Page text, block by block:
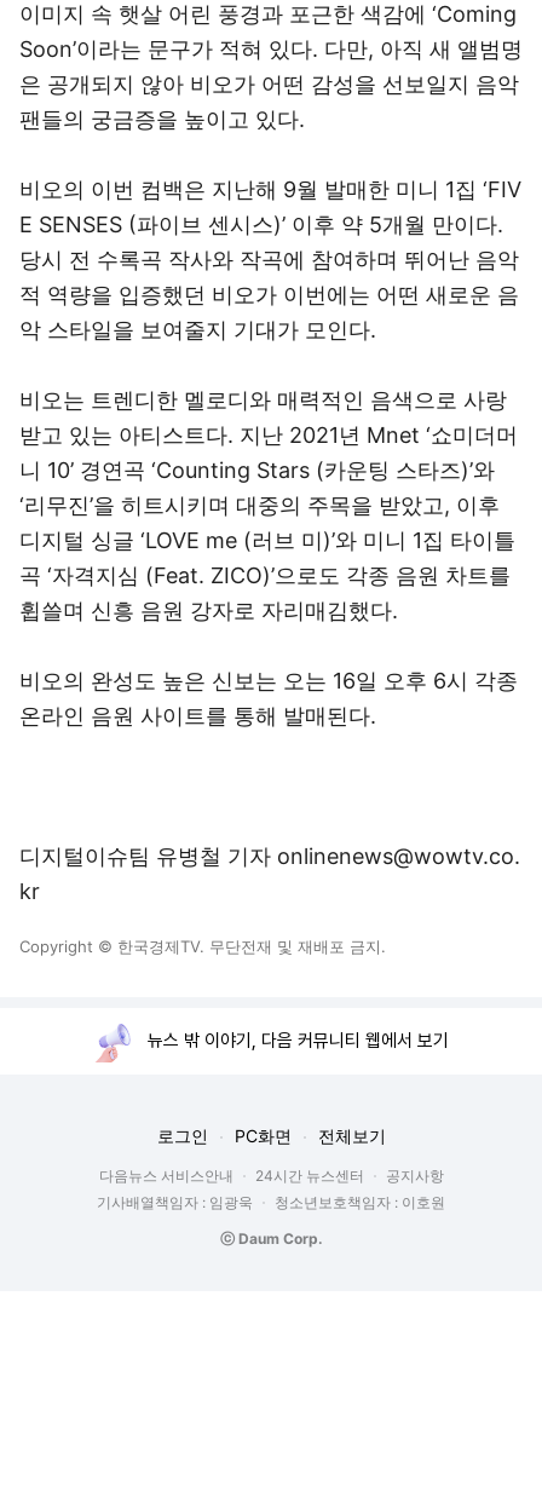
이미지 속 햇살 어린 풍경과 포근한 색감에 ‘Coming
Soon’이라는 문구가 적혀 있다. 다만, 아직 새 앨범명
은 공개되지 않아 비오가 어떤 감성을 선보일지 음악
팬들의 궁금증을 높이고 있다.
비오의 이번 컴백은 지난해 9월 발매한 미니 1집 ‘FIV
E SENSES (파이브 센시스)’ 이후 약 5개월 만이다.
당시 전 수록곡 작사와 작곡에 참여하며 뛰어난 음악
적 역량을 입증했던 비오가 이번에는 어떤 새로운 음
악 스타일을 보여줄지 기대가 모인다.
비오는 트렌디한 멜로디와 매력적인 음색으로 사랑
받고 있는 아티스트다. 지난 2021년 Mnet ‘쇼미더머
니 10’ 경연곡 ‘Counting Stars (카운팅 스타즈)’와
‘리무진’을 히트시키며 대중의 주목을 받았고, 이후
디지털 싱글 ‘LOVE me (러브 미)’와 미니 1집 타이틀
곡 ‘자격지심 (Feat. ZICO)’으로도 각종 음원 차트를
휩쓸며 신흥 음원 강자로 자리매김했다.
비오의 완성도 높은 신보는 오는 16일 오후 6시 각종
온라인 음원 사이트를 통해 발매된다.
디지털이슈팀 유병철 기자 onlinenews@wowtv.co.
kr
Copyright © 한국경제TV. 무단전재 및 재배포 금지.
뉴스 밖 이야기, 다음 커뮤니티 웹에서 보기
로그인 PC화면 전체보기
다음뉴스 서비스안내 24시간 뉴스센터
공지사항
기사배열책임자 : 임광욱
청소년보호책임자 : 이호원
ⓒ Daum Corp.